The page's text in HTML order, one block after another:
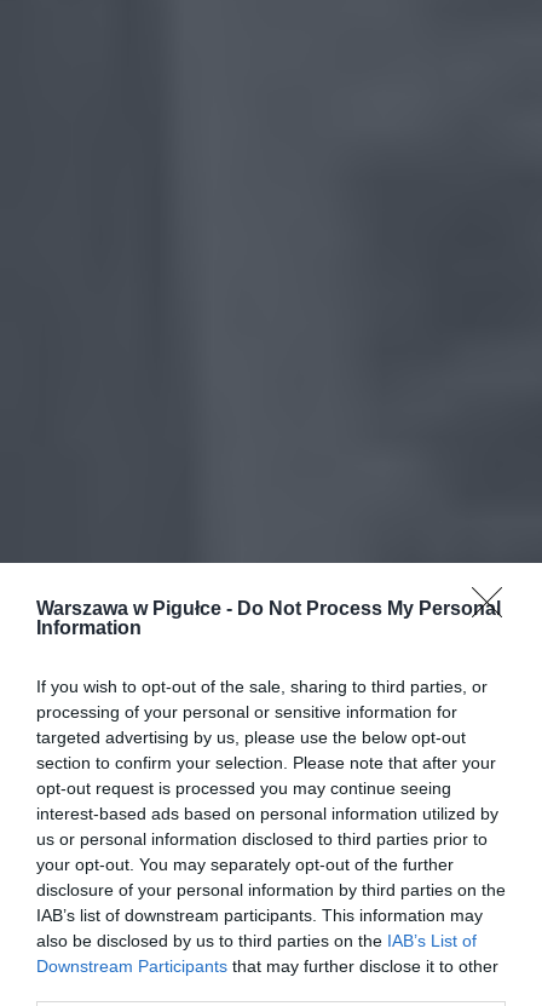
Warszawa w Pigułce - Do Not Process My Personal
Information
If you wish to opt-out of the sale, sharing to third parties, or
processing of your personal or sensitive information for
targeted advertising by us, please use the below opt-out
section to confirm your selection. Please note that after your
opt-out request is processed you may continue seeing
interest-based ads based on personal information utilized by
us or personal information disclosed to third parties prior to
your opt-out. You may separately opt-out of the further
disclosure of your personal information by third parties on the
IAB’s list of downstream participants. This information may
also be disclosed by us to third parties on the IAB’s List of
Downstream Participants that may further disclose it to other